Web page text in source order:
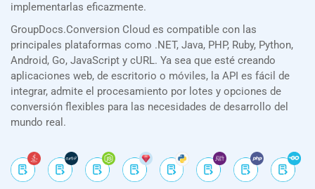
implementarlas eficazmente.
GroupDocs.Conversion Cloud es compatible con las
principales plataformas como .NET, Java, PHP, Ruby, Python,
Android, Go, JavaScript y cURL. Ya sea que esté creando
aplicaciones web, de escritorio o móviles, la API es fácil de
integrar, admite el procesamiento por lotes y opciones de
conversión flexibles para las necesidades de desarrollo del
mundo real.